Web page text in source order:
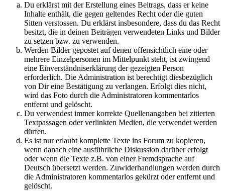
Du erklärst mit der Erstellung eines Beitrags, dass er keine
Inhalte enthält, die gegen geltendes Recht oder die guten
Sitten verstossen. Du erklärst insbesondere, dass du das Recht
besitzt, die in deinen Beiträgen verwendeten Links und Bilder
zu setzen bzw. zu verwenden.
Werden Bilder gepostet auf denen offensichtlich eine oder
mehrere Einzelpersonen im Mittelpunkt steht, ist zwingend
eine Einverständniserklärung der gezeigten Person
erforderlich. Die Administration ist berechtigt diesbezüglich
von Dir eine Bestätigung zu verlangen. Erfolgt dies nicht,
wird das Foto durch die Administratoren kommentarlos
entfernt und gelöscht.
Du verwendest immer korrekte Quellenangaben bei zitierten
Textpassagen oder verlinkten Medien, die verwendet werden
dürfen.
Es ist nur erlaubt komplette Texte ins Forum zu kopieren,
wenn danach eine ausführliche Diskussion darüber erfolgt
oder wenn die Texte z.B. von einer Fremdsprache auf
Deutsch übersetzt werden. Zuwiderhandlungen werden durch
die Administratoren kommentarlos gekürzt oder entfernt und
gelöscht.